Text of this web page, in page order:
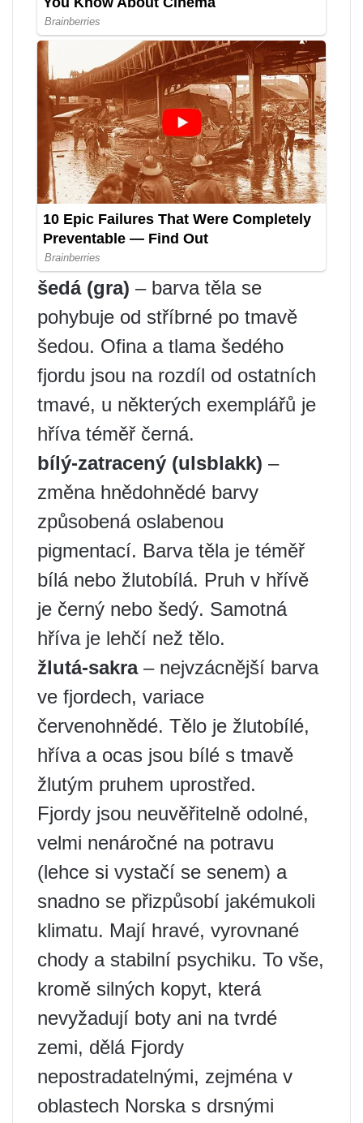
šedá (gra) – barva těla se
pohybuje od stříbrné po tmavě
šedou. Ofina a tlama šedého
fjordu jsou na rozdíl od ostatních
tmavé, u některých exemplářů je
hříva téměř černá.
bílý-zatracený (ulsblakk) –
změna hnědohnědé barvy
způsobená oslabenou
pigmentací. Barva těla je téměř
bílá nebo žlutobílá. Pruh v hřívě
je černý nebo šedý. Samotná
hříva je lehčí než tělo.
žlutá-sakra– nejvzácnější barva
ve fjordech, variace
červenohnědé. Tělo je žlutobílé,
hříva a ocas jsou bílé s tmavě
žlutým pruhem uprostřed.
Fjordy jsou neuvěřitelně odolné,
velmi nenáročné na potravu
(lehce si vystačí se senem) a
snadno se přizpůsobí jakémukoli
klimatu. Mají hravé, vyrovnané
chody a stabilní psychiku. To vše,
kromě silných kopyt, která
nevyžadují boty ani na tvrdé
zemi, dělá Fjordy
nepostradatelnými, zejména v
oblastech Norska s drsnými